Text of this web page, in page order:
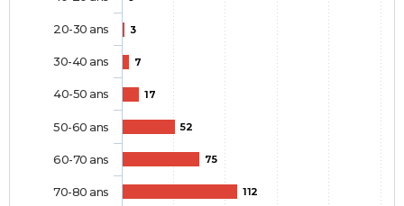
3
7
17
52
75
112
20-30 ans
30-40 ans
40-50 ans
50-60 ans
60-70 ans
70-80 ans